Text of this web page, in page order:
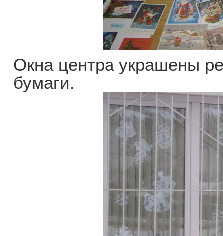
Окна центра украшены
бумаги.